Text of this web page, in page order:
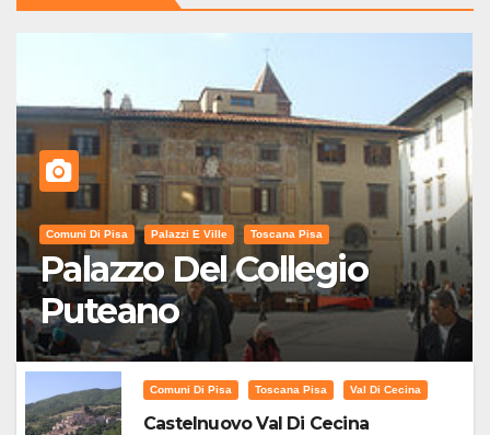
Comuni Di Pisa Palazzi E Ville Toscana Pisa
Palazzo Del Collegio
Puteano
Comuni Di Pisa Toscana Pisa Val Di Cecina
Castelnuovo Val Di Cecina